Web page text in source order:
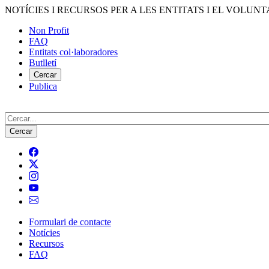
Vés
contingut
NOTÍCIES I RECURSOS PER A LES ENTITATS I EL
Menú
del
compte
d'usuari
Non Profit
FAQ
Entitats col·laboradores
Butlletí
Cercar
Publica
Cerca
Navegació
principal
Formulari de contacte
Notícies
Recursos
FAQ